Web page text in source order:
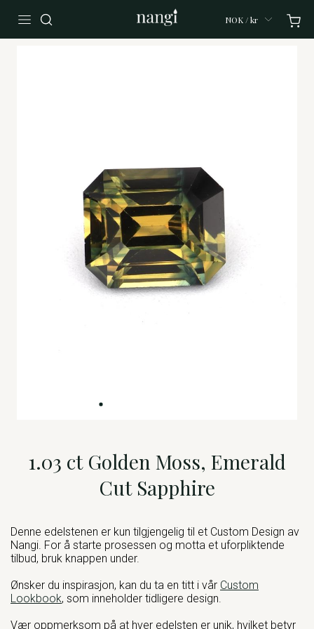
NOK / kr
1.03 ct Golden Moss, Emerald
Cut Sapphire
Denne edelstenen er kun tilgjengelig til et Custom Design av
Nangi. For å starte prosessen og motta et uforpliktende
tilbud, bruk knappen under.
Ønsker du inspirasjon, kan du ta en titt i vår Custom
Lookbook, som inneholder tidligere design.
Vær oppmerksom på at hver edelsten er unik, hvilket betyr